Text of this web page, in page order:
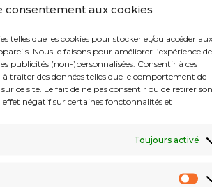
consentement aux cookies
telles que les cookies pour stocker et/ou accéder aux
Nous le faisons pour améliorer l’expérience de
publicités (non-)personnalisées. Consentir à ces
traiter des données telles que le comportement de
ce site. Le fait de ne pas consentir ou de retirer son
négatif sur certaines fonctonnalités et
Toujours activé
d’un dialogue global
les dirigeants desdits
de la prendre en
qui évitera à ce
éventuelle escalade de
repris par l’